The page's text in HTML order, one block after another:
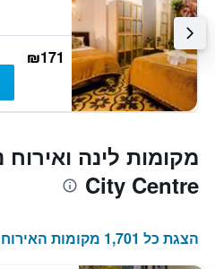
₪171
City Centre
הצגת כל 1,701 מקומות האירוח